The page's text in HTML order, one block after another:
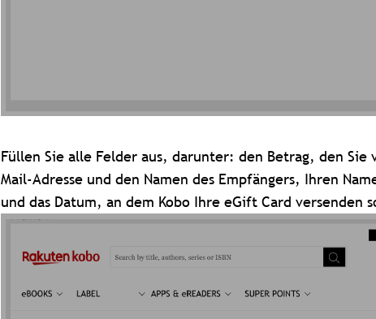
Füllen Sie alle Felder aus, darunter: den Betrag, den Sie
Mail-Adresse und den Namen des Empfängers, Ihren
und das Datum, an dem Kobo Ihre eGift Card versenden